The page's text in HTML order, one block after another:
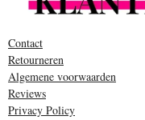
Contact
Retourneren
Algemene voorwaarden
Reviews
Privacy Policy